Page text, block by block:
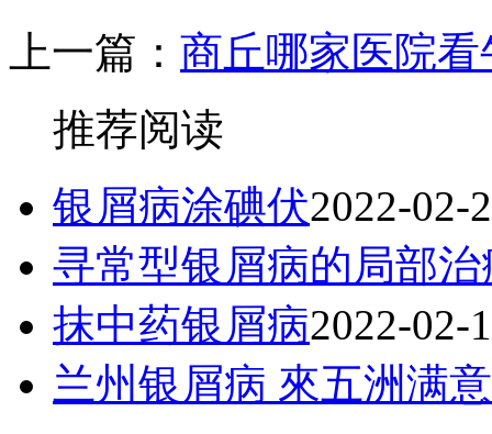
上一篇： 商丘哪家医院看
推荐阅读
银屑病涂碘伏2022-02-
寻常型银屑病的局部治
抹中药银屑病2022-02-
兰州银屑病 來五洲满意